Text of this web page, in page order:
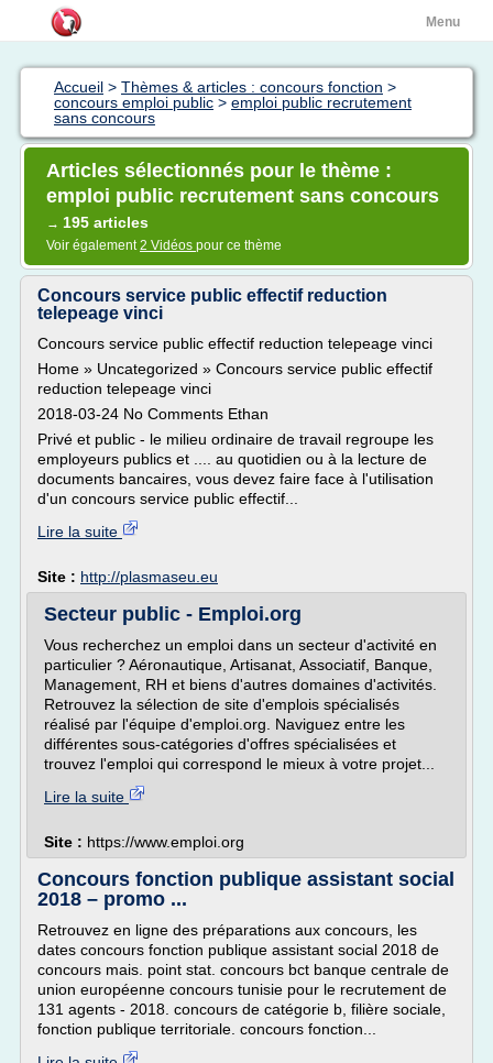
Menu
Accueil > Thèmes & articles : concours fonction >
concours emploi public > emploi public recrutement
sans concours
Articles sélectionnés pour le thème :
emploi public recrutement sans concours
→ 195 articles
Voir également2 Vidéos pour ce thème
Concours service public effectif reduction
telepeage vinci
Concours service public effectif reduction telepeage vinci
Home » Uncategorized » Concours service public effectif
reduction telepeage vinci
2018-03-24 No Comments Ethan
Privé et public - le milieu ordinaire de travail regroupe les
employeurs publics et .... au quotidien ou à la lecture de
documents bancaires, vous devez faire face à l'utilisation
d'un concours service public effectif...
Lire la suite
Site : http://plasmaseu.eu
Secteur public - Emploi.org
Vous recherchez un emploi dans un secteur d'activité en
particulier ? Aéronautique, Artisanat, Associatif, Banque,
Management, RH et biens d'autres domaines d'activités.
Retrouvez la sélection de site d'emplois spécialisés
réalisé par l'équipe d'emploi.org. Naviguez entre les
différentes sous-catégories d'offres spécialisées et
trouvez l'emploi qui correspond le mieux à votre projet...
Lire la suite
Site : https://www.emploi.org
Concours fonction publique assistant social
2018 – promo ...
Retrouvez en ligne des préparations aux concours, les
dates concours fonction publique assistant social 2018 de
concours mais. point stat. concours bct banque centrale de
union européenne concours tunisie pour le recrutement de
131 agents - 2018. concours de catégorie b, filière sociale,
fonction publique territoriale. concours fonction...